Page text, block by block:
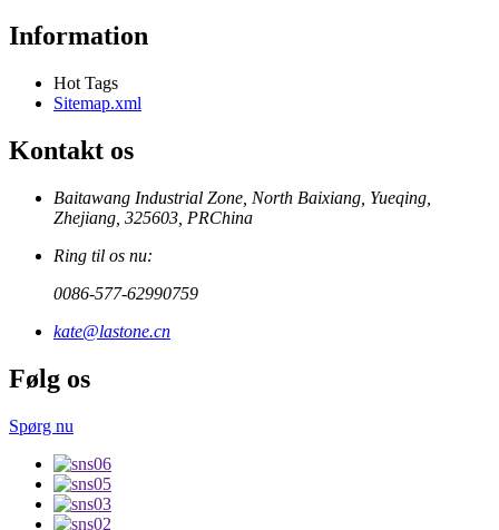
Information
Hot Tags
Sitemap.xml
Kontakt os
Baitawang Industrial Zone, North Baixiang, Yueqing,
Zhejiang, 325603, PRChina
Ring til os nu:
0086-577-62990759
kate@lastone.cn
Følg os
Spørg nu